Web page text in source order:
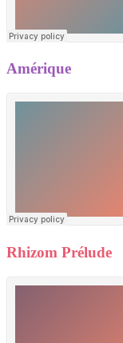
Amérique
Rhizom Prélude